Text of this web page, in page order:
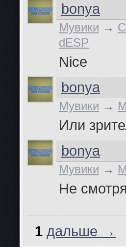
bonya
Мувики →
dESP
Nice
bonya
Мувики →
Или
bonya
Мувики →
Не
1 дальше →